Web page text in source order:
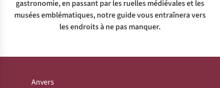
gastronomie, en passant par les ruelles médiévales et les
musées emblématiques, notre guide vous entraînera vers
les endroits à ne pas manquer.
Anvers